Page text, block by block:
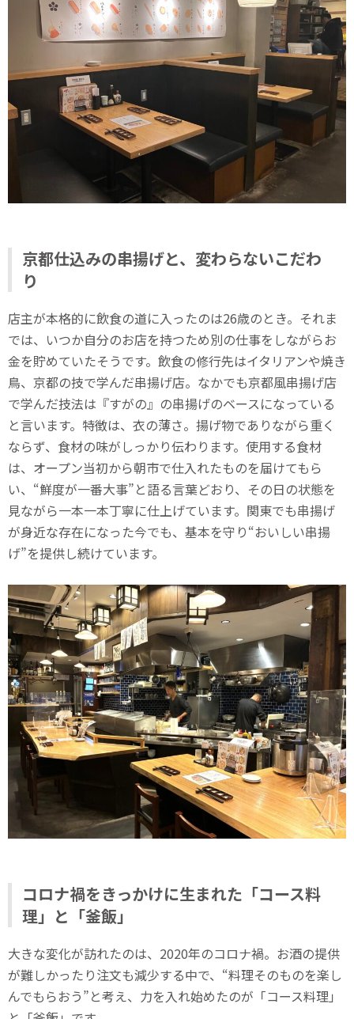
京都仕込みの串揚げと、変わらないこだわ
り
店主が本格的に飲食の道に入ったのは26歳のとき。それま
では、いつか自分のお店を持つため別の仕事をしながらお
金を貯めていたそうです。飲食の修行先はイタリアンや焼き
鳥、京都の技で学んだ串揚げ店。なかでも京都風串揚げ店
で学んだ技法は『すがの』の串揚げのベースになっている
と言います。特徴は、衣の薄さ。揚げ物でありながら重く
ならず、食材の味がしっかり伝わります。使用する食材
は、オープン当初から朝市で仕入れたものを届けてもら
い、“鮮度が一番大事”と語る言葉どおり、その日の状態を
見ながら一本一本丁寧に仕上げています。関東でも串揚げ
が身近な存在になった今でも、基本を守り“おいしい串揚
げ”を提供し続けています。
コロナ禍をきっかけに生まれた「コース料
理」と「釜飯」
大きな変化が訪れたのは、2020年のコロナ禍。お酒の提供
が難しかったり注文も減少する中で、“料理そのものを楽し
んでもらおう”と考え、力を入れ始めたのが「コース料理」